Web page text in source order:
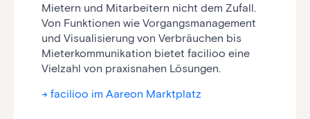
Mietern und Mitarbeitern nicht dem Zufall.
Von Funktionen wie Vorgangsmanagement
und Visualisierung von Verbräuchen bis
Mieterkommunikation bietet facilioo eine
Vielzahl von praxisnahen Lösungen.
-> facilioo im Aareon Marktplatz